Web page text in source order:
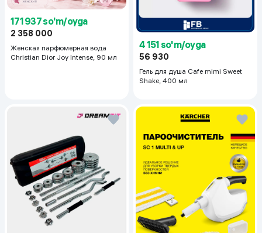
171 937 so'm/oyga
2 358 000
Женская парфюмерная вода
Christian Dior Joy Intense, 90 мл
4 151 so'm/oyga
56 930
Гель для душа Cafe mimi Sweet
Shake, 400 мл